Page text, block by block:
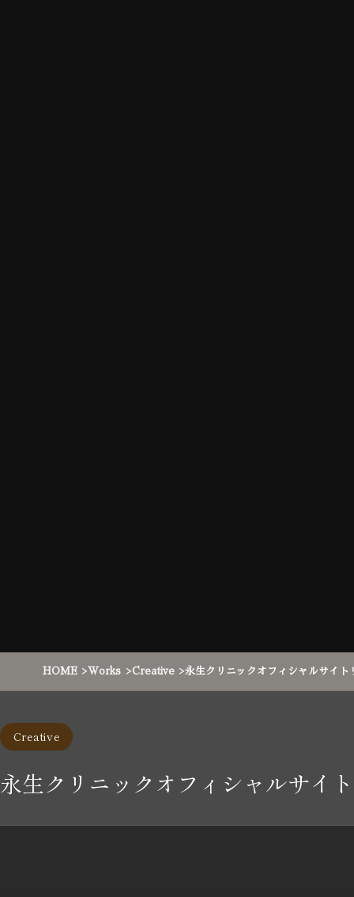
HOME Works Creative 永生クリニックオフィシャルサイト
Creative
永生クリニックオフィシャルサイ